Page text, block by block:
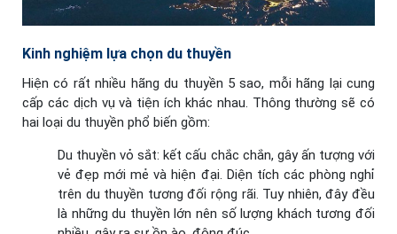
Kinh nghiệm lựa chọn du thuyền
Hiện có rất nhiều hãng du thuyền 5 sao, mỗi hãng lại cung
cấp các dịch vụ và tiện ích khác nhau. Thông thường sẽ có
hai loại du thuyền phổ biến gồm:
Du thuyền vỏ sắt: kết cấu chắc chắn, gây ấn tượng với
vẻ đẹp mới mẻ và hiện đại. Diện tích các phòng nghỉ
trên du thuyền tương đối rộng rãi. Tuy nhiên, đây đều
là những du thuyền lớn nên số lượng khách tương đối